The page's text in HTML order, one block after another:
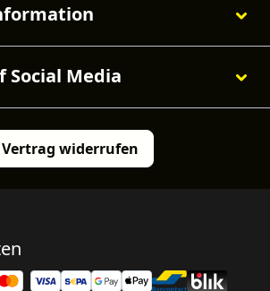
Social Media
Vertrag widerrufen